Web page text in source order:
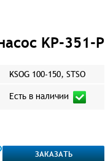
KP-351-P
KSOG 100-150, STSO
Есть в наличии
ЗАКАЗАТЬ